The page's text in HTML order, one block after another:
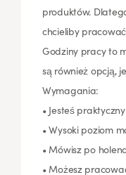
produktów.
chcieliby
Godziny pracy to
są również opcją,
Wymagania:
• Jesteś praktyczny
• Wysoki poziom
• Mówisz po
• Możesz